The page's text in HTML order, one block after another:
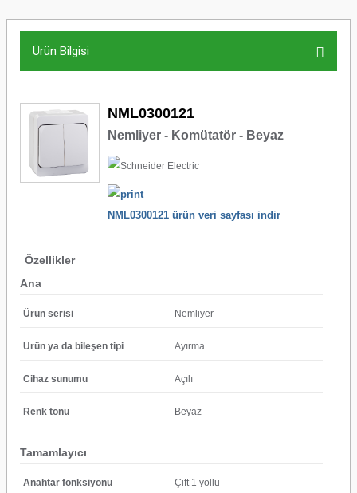
Ürün Bilgisi
NML0300121
Nemliyer - Komütatör - Beyaz
NML0300121 ürün veri sayfası indir
Özellikler
Ana
Ürün serisi Nemliyer
Ürün ya da bileşen tipi Ayırma
Cihaz sunumu Açılı
Renk tonu Beyaz
Tamamlayıcı
Anahtar fonksiyonu Çift 1 yollu